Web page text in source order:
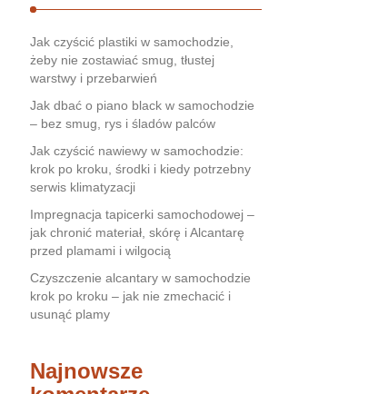
Jak czyścić plastiki w samochodzie,
żeby nie zostawiać smug, tłustej
warstwy i przebarwień
Jak dbać o piano black w samochodzie
– bez smug, rys i śladów palców
Jak czyścić nawiewy w samochodzie:
krok po kroku, środki i kiedy potrzebny
serwis klimatyzacji
Impregnacja tapicerki samochodowej –
jak chronić materiał, skórę i Alcantarę
przed plamami i wilgocią
Czyszczenie alcantary w samochodzie
krok po kroku – jak nie zmechacić i
usunąć plamy
Najnowsze